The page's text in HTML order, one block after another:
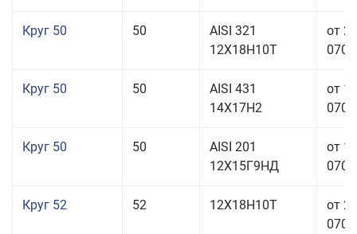
Круг 50 50
AISI 321
12Х18Н10Т
от
Круг 50 50
AISI 431
14Х17Н2
от
Круг 50 50
AISI 201
12Х15Г9НД
от
Круг 52 52 12Х18Н10Т
от